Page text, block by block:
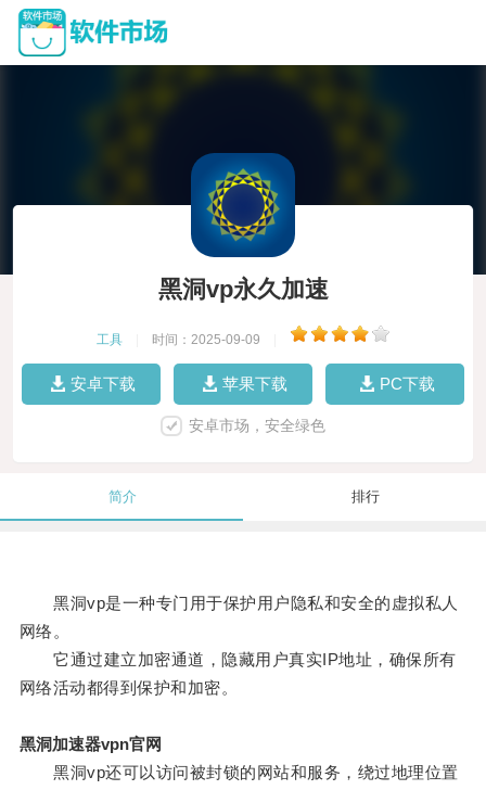
黑洞vp永久加速
工具 时间：2025-09-09
安卓下载 苹果下载 PC下载
安卓市场，安全绿色
简介 排行
黑洞vp是一种专门用于保护用户隐私和安全的虚拟私人
网络。
它通过建立加密通道，隐藏用户真实IP地址，确保所有
网络活动都得到保护和加密。
黑洞加速器vpn官网
黑洞vp还可以访问被封锁的网站和服务，绕过地理位置